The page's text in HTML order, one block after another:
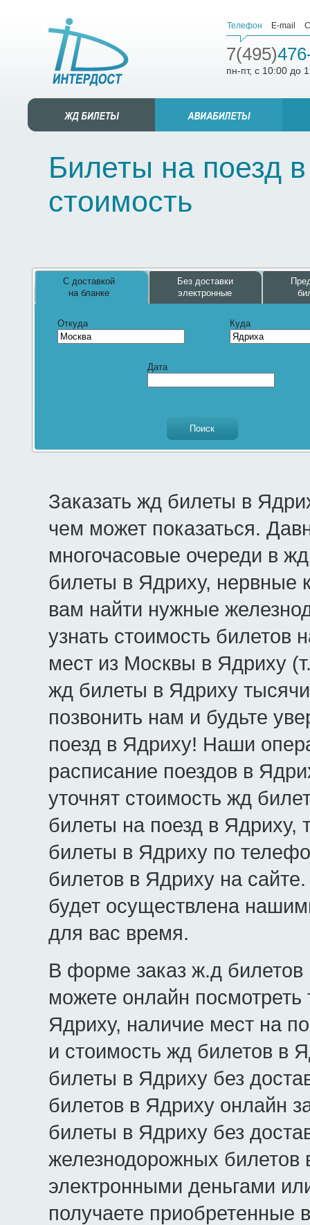
Телефон E-mail
7(495)
пн-пт, с 10:00 до
Билеты на поезд
стоимость
С доставкой
на бланке
Без доставки
электронные
Откуда Куда
Дата
Заказать жд билеты в
чем может показаться.
многочасовые очереди в
билеты в Ядриху, нервные
вам найти нужные
узнать стоимость билетов
мест из Москвы в Ядриху
жд билеты в Ядриху
позвонить нам и будьте
поезд в Ядриху! Наши
расписание поездов в
уточнят стоимость жд
билеты на поезд в Ядриху,
билеты в Ядриху по
билетов в Ядриху на
будет осуществлена
для вас время.
В форме заказ ж.д
можете онлайн посмотреть
Ядриху, наличие мест на
и стоимость жд билетов в
билеты в Ядриху без
билетов в Ядриху онлайн
билеты в Ядриху без
железнодорожных билетов
электронными деньгами
получаете